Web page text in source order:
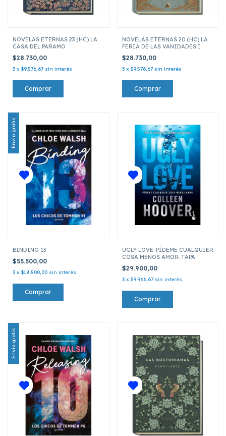
NOVELAS ETERNAS 23 (HC) LA
CASA DEL PARAMO
$28.730,00
3 x $9.576,67 sin interés
NOVELAS ETERNAS 20 (HC) LA
FERIA DE LAS VANIDADES I
$28.730,00
3 x $9.576,67 sin interés
Envío gratis
BINDING 13
$55.500,00
3 x $18.500,00 sin interés
UGLY LOVE. PÍDEME CUALQUIER
COSA MENOS AMOR. TAPA
$29.900,00
3 x $9.966,67 sin interés
Envío gratis